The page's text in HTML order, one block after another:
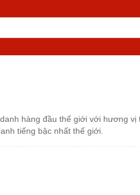
hàng đầu thế giới với hương vị
tiếng bậc nhất thế giới.